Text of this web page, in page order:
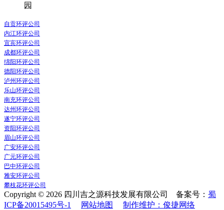
园
自贡环评公司
内江环评公司
宜宾环评公司
成都环评公司
绵阳环评公司
德阳环评公司
泸州环评公司
乐山环评公司
南充环评公司
达州环评公司
遂宁环评公司
资阳环评公司
眉山环评公司
广安环评公司
广元环评公司
巴中环评公司
雅安环评公司
攀枝花环评公司
Copyright © 2026 四川吉之源科技发展有限公司 备案号： 蜀
ICP备20015495号-1
网站地图
制作维护：俊捷网络